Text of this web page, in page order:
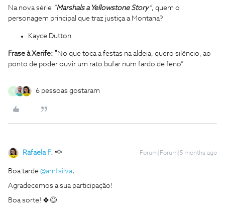
Na nova série “Marshals a Yellowstone Story”, quem o
personagem principal que traz justiça a Montana?
Kayce Dutton
Frase à Xerife: “ No que toca a festas na aldeia, quero silêncio, ao
ponto de poder ouvir um rato bufar num fardo de feno”
M 6 pessoas gostaram
Rafaela F. Forum|Forum|5 months ago
Boa tarde ​ @amfsilva,
Agradecemos a sua participação!
Boa sorte! 🍀😊